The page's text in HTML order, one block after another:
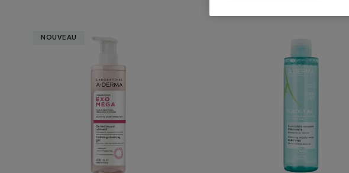
NOUVEAU
micellaire
nettoyante
purifiante